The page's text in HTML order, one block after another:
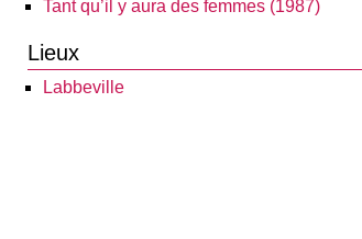
Tant qu’il y aura des femmes (1987)
Lieux
Labbeville